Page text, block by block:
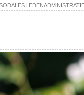
SODALES